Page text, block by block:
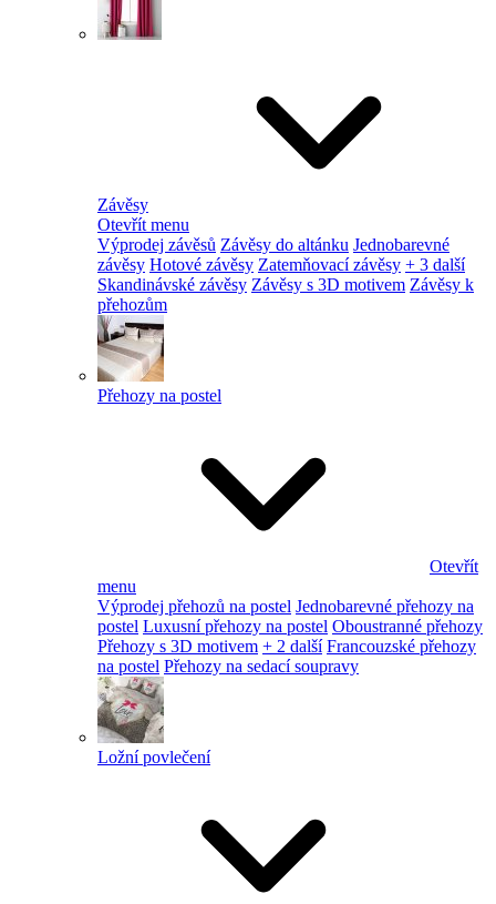
Závěsy
Otevřít menu
Výprodej závěsů Závěsy do altánku Jednobarevné
závěsy Hotové závěsy Zatemňovací závěsy + 3 další
Skandinávské závěsy Závěsy s 3D motivem Závěsy k
přehozům
Přehozy na postel
Otevřít
menu
Výprodej přehozů na postel Jednobarevné přehozy na
postel Luxusní přehozy na postel Oboustranné přehozy
Přehozy s 3D motivem + 2 další Francouzské přehozy
na postel Přehozy na sedací soupravy
Ložní povlečení